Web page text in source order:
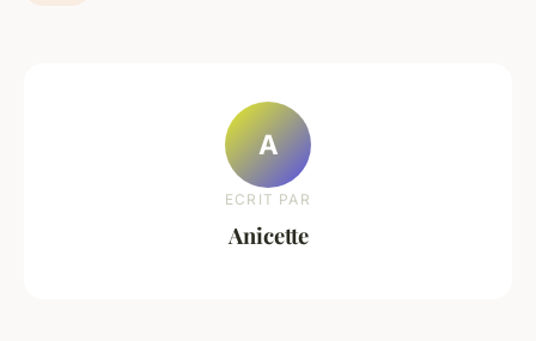
A
ECRIT PAR
Anicette